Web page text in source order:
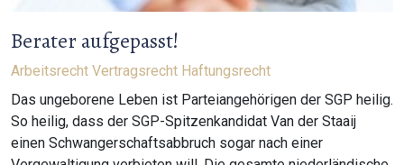
Berater aufgepasst!
Arbeitsrecht Vertragsrecht Haftungsrecht
Das ungeborene Leben ist Parteiangehörigen der SGP heilig.
So heilig, dass der SGP-Spitzenkandidat Van der Staaij
einen Schwangerschaftsabbruch sogar nach einer